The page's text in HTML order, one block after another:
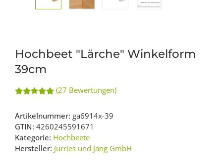
Hochbeet "Lärche" Winkelform
39cm
(27 Bewertungen)
Artikelnummer: ga6914x-39
GTIN: 4260245591671
Kategorie: Hochbeete
Hersteller: Jürries und Jang GmbH